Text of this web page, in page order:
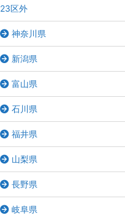
23区外
神奈川県
新潟県
富山県
石川県
福井県
山梨県
長野県
岐阜県